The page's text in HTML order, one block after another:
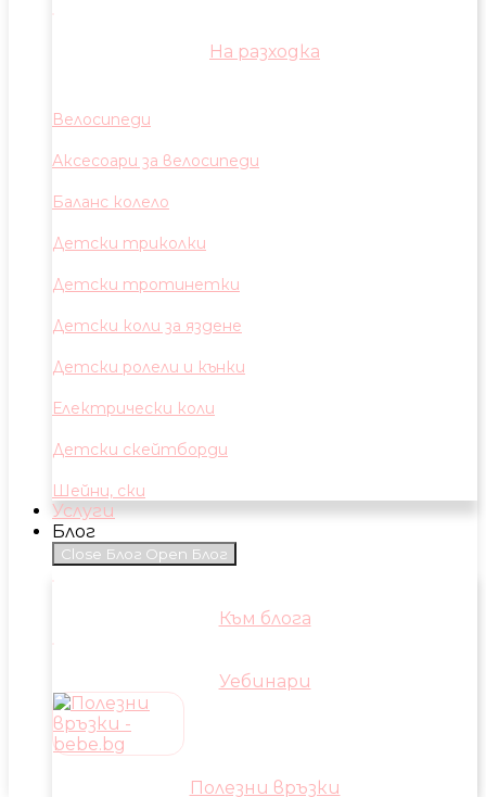
На разходка
Велосипеди
Аксесоари за велосипеди
Баланс колело
Детски триколки
Детски тротинетки
Детски коли за яздене
Детски ролели и кънки
Електрически коли
Детски скейтборди
Шейни, ски
Услуги
Блог
Close Блог Open Блог
Към блога
Уебинари
Полезни връзки